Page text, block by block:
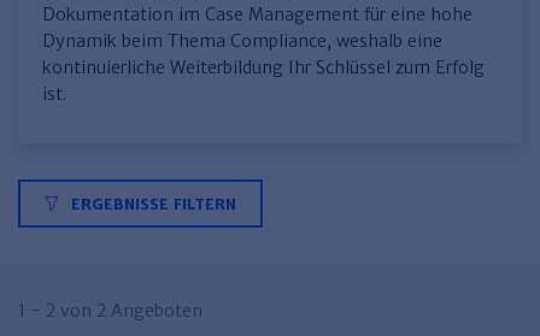
Persönlichkeitsentwicklung
Verkehrsrecht
Wirtschaftsrecht
Insolvenzrecht
Wohnungswirtschaft
Immobilienverwaltung
TVöD
Kommunale Finanzen
Finden Sie Ihr Thema
Arbeitsschutz
Produktpräsentationen
Haufe Personal Office
Dokumentation im Case Management für eine hohe
Dynamik beim Thema Compliance, weshalb eine
kontinuierliche Weiterbildung Ihr Schlüssel zum Erfolg
ist.
ERGEBNISSE FILTERN
1 - 2 von 2 Angeboten